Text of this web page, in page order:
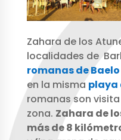
Zahara de los
localidades de
romanas de
en la misma playa
romanas son
zona. Zahara de
más de 8